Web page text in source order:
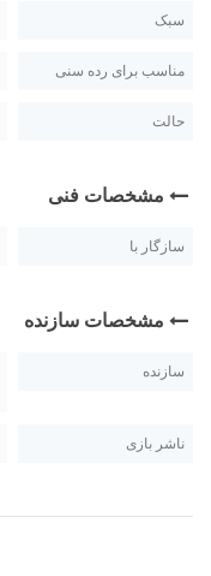
سبک
مناسب برای رده سنی
حالت
مشخصات فنی
سازگار با
مشخصات سازنده
سازنده
ناشر بازی